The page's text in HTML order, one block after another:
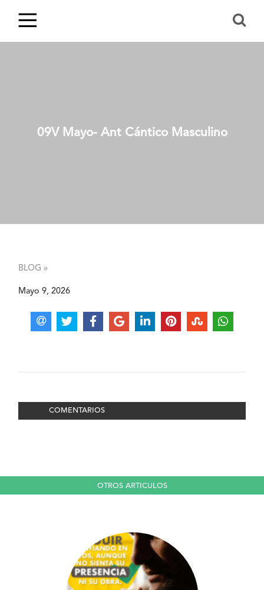
09V Mayo- Ant Cántico Masculino
BLOG »
Mayo 9, 2026
COMENTARIOS
OTROS ARTICULOS